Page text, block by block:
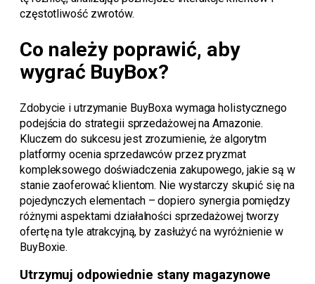
częstotliwość zwrotów.
Co należy poprawić, aby
wygrać BuyBox?
Zdobycie i utrzymanie BuyBoxa wymaga holistycznego
podejścia do strategii sprzedażowej na Amazonie.
Kluczem do sukcesu jest zrozumienie, że algorytm
platformy ocenia sprzedawców przez pryzmat
kompleksowego doświadczenia zakupowego, jakie są w
stanie zaoferować klientom. Nie wystarczy skupić się na
pojedynczych elementach – dopiero synergia pomiędzy
różnymi aspektami działalności sprzedażowej tworzy
ofertę na tyle atrakcyjną, by zasłużyć na wyróżnienie w
BuyBoxie.
Utrzymuj odpowiednie stany magazynowe